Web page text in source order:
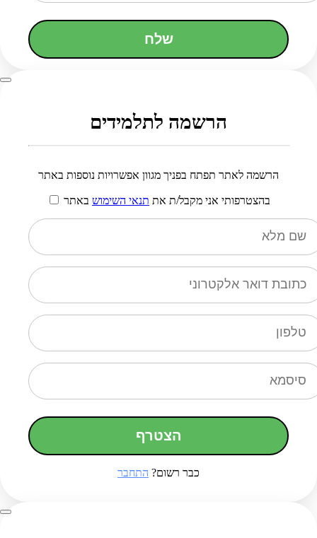
שלח
הרשמה לתלמידים
הרשמה לאתר תפתח בפניך מגוון אפשרויות נוספות באתר
בהצטרפותי אני מקבל/ת את תנאי השימוש באתר
הצטרף
כבר רשום? התחבר